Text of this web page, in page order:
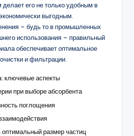
его не только удобным в
выгодным.
– будь то в промышленных
использования – правильный
обеспечивает оптимальное
и фильтрации.
ключевые аспекты
при выборе абсорбента
поглощения
оптимальный размер частиц